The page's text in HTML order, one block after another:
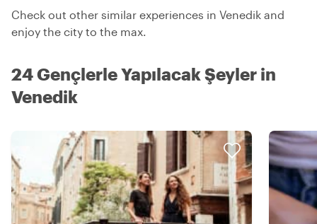
Check out other similar experiences in Venedik and
enjoy the city to the max.
24 Gençlerle Yapılacak Şeyler in
Venedik